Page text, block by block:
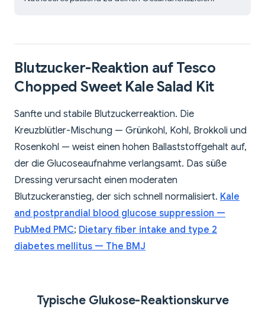
Blutzucker-Reaktion auf Tesco
Chopped Sweet Kale Salad Kit
Sanfte und stabile Blutzuckerreaktion. Die
Kreuzblütler-Mischung — Grünkohl, Kohl, Brokkoli und
Rosenkohl — weist einen hohen Ballaststoffgehalt auf,
der die Glucoseaufnahme verlangsamt. Das süße
Dressing verursacht einen moderaten
Blutzuckeranstieg, der sich schnell normalisiert. Kale
and postprandial blood glucose suppression —
PubMed PMC; Dietary fiber intake and type 2
diabetes mellitus — The BMJ
Typische Glukose-Reaktionskurve